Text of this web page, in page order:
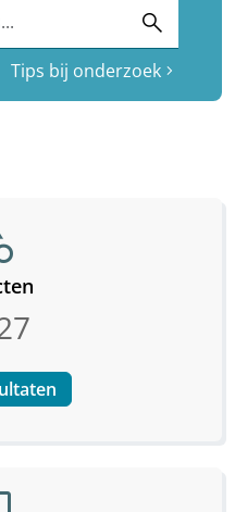
search
Tips bij onderzoek chevron_right